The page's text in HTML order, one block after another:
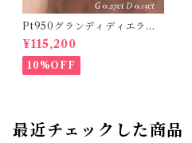
Pt950グランディディエライ
トリング マダガスカル産 グラ
ンディディエライト 0.27ct ダ
イヤモンド 0.13ct【PRO2071
18】
¥115,200
10%OFF
最近チェックした商品